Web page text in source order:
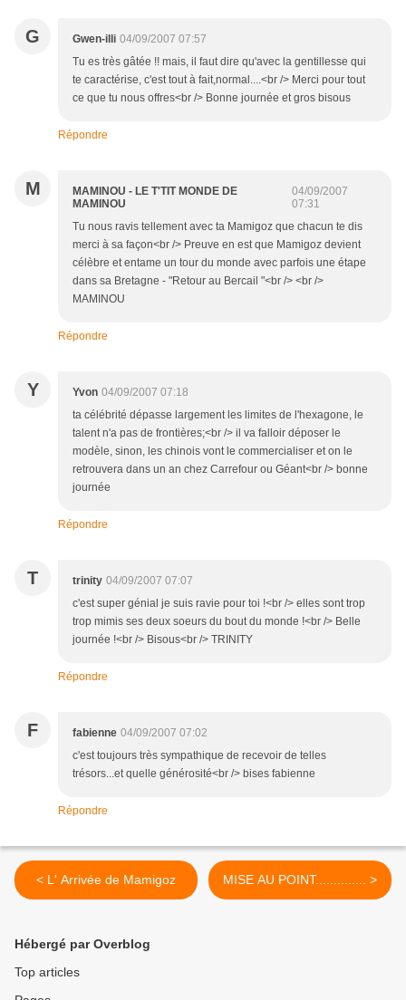
G Gwen-illi 04/09/2007 07:57
Tu es très gâtée !! mais, il faut dire qu'avec la gentillesse qui
te caractérise, c'est tout à fait,normal....<br /> Merci pour tout
ce que tu nous offres<br /> Bonne journée et gros bisous
Répondre
M
MAMINOU - LE T'TIT MONDE DE
MAMINOU
04/09/2007
07:31
Tu nous ravis tellement avec ta Mamigoz que chacun te dis
merci à sa façon<br /> Preuve en est que Mamigoz devient
célèbre et entame un tour du monde avec parfois une étape
dans sa Bretagne - "Retour au Bercail "<br /> <br />
MAMINOU
Répondre
Y Yvon 04/09/2007 07:18
ta célébrité dépasse largement les limites de l'hexagone, le
talent n'a pas de frontières;<br /> il va falloir déposer le
modèle, sinon, les chinois vont le commercialiser et on le
retrouvera dans un an chez Carrefour ou Géant<br /> bonne
journée
Répondre
T trinity 04/09/2007 07:07
c'est super génial je suis ravie pour toi !<br /> elles sont trop
trop mimis ses deux soeurs du bout du monde !<br /> Belle
journée !<br /> Bisous<br /> TRINITY
Répondre
F fabienne 04/09/2007 07:02
c'est toujours très sympathique de recevoir de telles
trésors...et quelle générosité<br /> bises fabienne
Répondre
< L' Arrivée de Mamigoz MISE AU POINT.............. >
Hébergé par Overblog
Top articles